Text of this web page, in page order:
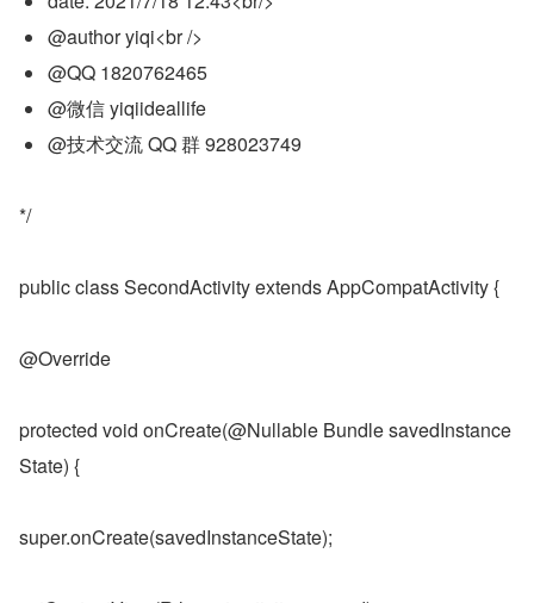
@author yiqi<br />
@QQ 1820762465
@微信 yiqiideallife
@技术交流 QQ 群 928023749
*/
public class SecondActivity extends AppCompatActivity {
@Override
protected void onCreate(@Nullable Bundle savedInstance
State) {
super.onCreate(savedInstanceState);